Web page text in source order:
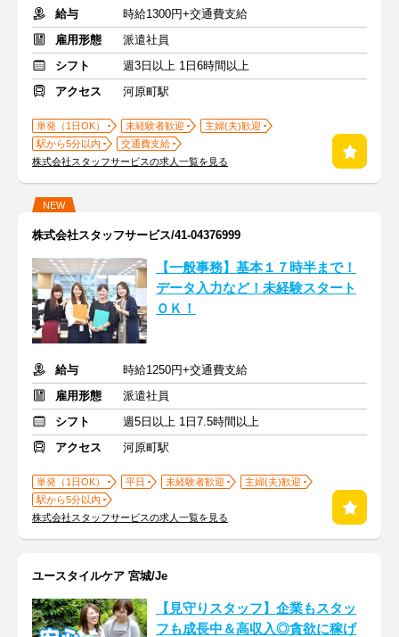
給与
時給1300円+交通費支給
雇用形態
派遣社員
シフト
週3日以上 1日6時間以上
アクセス
河原町駅
単発（1日OK） 未経験者歓迎
主婦(夫)歓迎
駅から5分以内
交通費支給
株式会社スタッフサービスの求人一覧を見る
NEW
株式会社スタッフサービス/41-04376999
【一般事務】基本１７時半まで！
データ入力など！未経験スタート
ＯＫ！
給与
時給1250円+交通費支給
雇用形態
派遣社員
シフト
週5日以上 1日7.5時間以上
アクセス
河原町駅
単発（1日OK） 平日 未経験者歓迎
主婦(夫)歓迎
駅から5分以内
株式会社スタッフサービスの求人一覧を見る
ユースタイルケア 宮城/Je
【見守りスタッフ】企業もスタッ
フも成長中＆高収入◎貪欲に稼げ